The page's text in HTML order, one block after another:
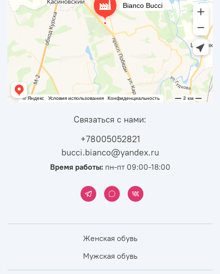
Связаться с нами:
+78005052821
bucci.bianco@yandex.ru
Время работы:пн-пт 09:00-18:00
Женская обувь
Мужская обувь